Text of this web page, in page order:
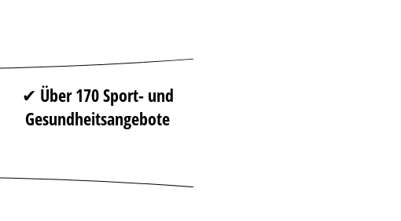
✔ Über 170 Sport- und
Gesundheitsangebote